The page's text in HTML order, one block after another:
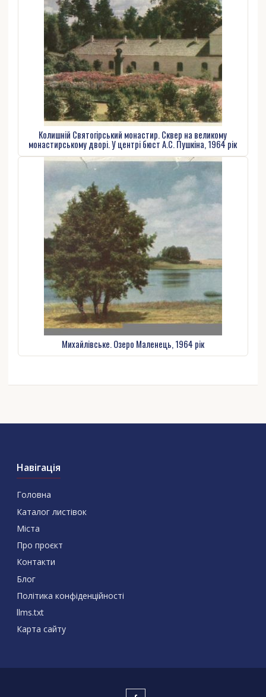
Колишній Святогірський монастир. Сквер на великому
монастирському дворі. У центрі бюст А.С. Пушкіна, 1964 рік
Михайлівське. Озеро Маленець, 1964 рік
Навігація
Головна
Каталог листівок
Міста
Про проєкт
Контакти
Блог
Політика конфіденційності
llms.txt
Карта сайту